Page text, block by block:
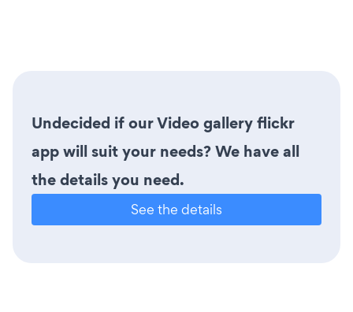
Undecided if our Video gallery flickr
app will suit your needs? We have all
the details you need.
See the details